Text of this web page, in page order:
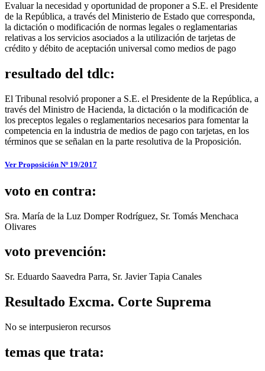
Evaluar la necesidad y oportunidad de proponer a S.E. el Presidente
de la República, a través del Ministerio de Estado que corresponda,
la dictación o modificación de normas legales o reglamentarias
relativas a los servicios asociados a la utilización de tarjetas de
crédito y débito de aceptación universal como medios de pago
resultado del tdlc:
El Tribunal resolvió proponer a S.E. el Presidente de la República, a
través del Ministro de Hacienda, la dictación o la modificación de
los preceptos legales o reglamentarios necesarios para fomentar la
competencia en la industria de medios de pago con tarjetas, en los
términos que se señalan en la parte resolutiva de la Proposición.
Ver Proposición Nº 19/2017
voto en contra:
Sra. María de la Luz Domper Rodríguez, Sr. Tomás Menchaca
Olivares
voto prevención:
Sr. Eduardo Saavedra Parra, Sr. Javier Tapia Canales
Resultado Excma. Corte Suprema
No se interpusieron recursos
temas que trata: